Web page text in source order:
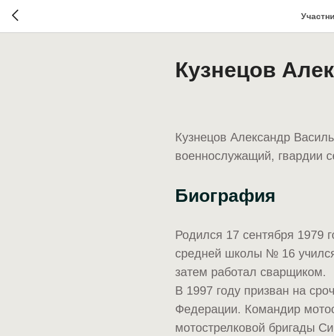
Кузнецов
Кузнецов Александр
военнослужащий, гвардии
Биография
Родился 17 сентября 1979
средней школы № 16
затем работал сварщиком.
В 1997 году призван на
Федерации. Командир
мотострелковой бригады